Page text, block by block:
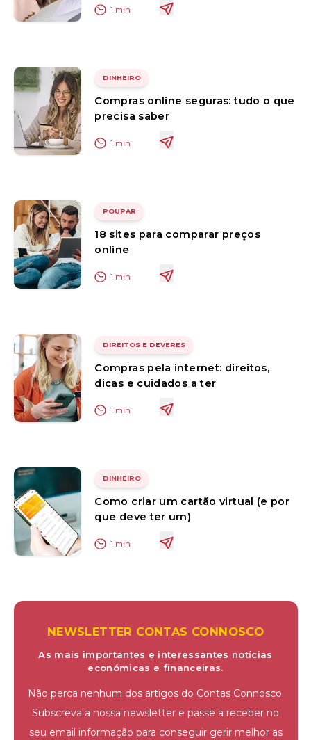
1 min
DINHEIRO
Compras online seguras: tudo o que
precisa saber
1 min
POUPAR
18 sites para comparar preços
online
1 min
DIREITOS E DEVERES
Compras pela internet: direitos,
dicas e cuidados a ter
1 min
DINHEIRO
Como criar um cartão virtual (e por
que deve ter um)
1 min
NEWSLETTER CONTAS CONNOSCO
As mais importantes e interessantes notícias
económicas e financeiras.
Não perca nenhum dos artigos do Contas Connosco.
Subscreva a nossa newsletter e passe a receber no
seu email informação para conseguir gerir melhor as